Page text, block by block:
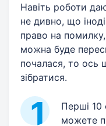
Навіть роботи
не дивно, що
право на
можна буде
почалася, то
зібратися.
Перші 10
можете